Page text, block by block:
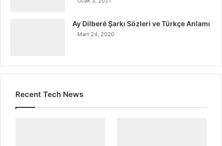
Ay Dilberé Şarkı Sözleri ve Türkçe Anlamı
Mart 24, 2020
Recent Tech News